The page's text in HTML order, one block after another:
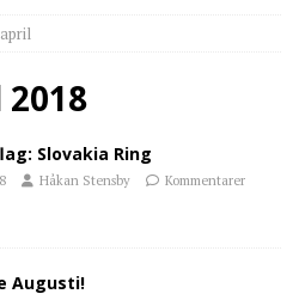
april
Slovakia Ring
Håkan Stensby
Kommentarer
Augusti!